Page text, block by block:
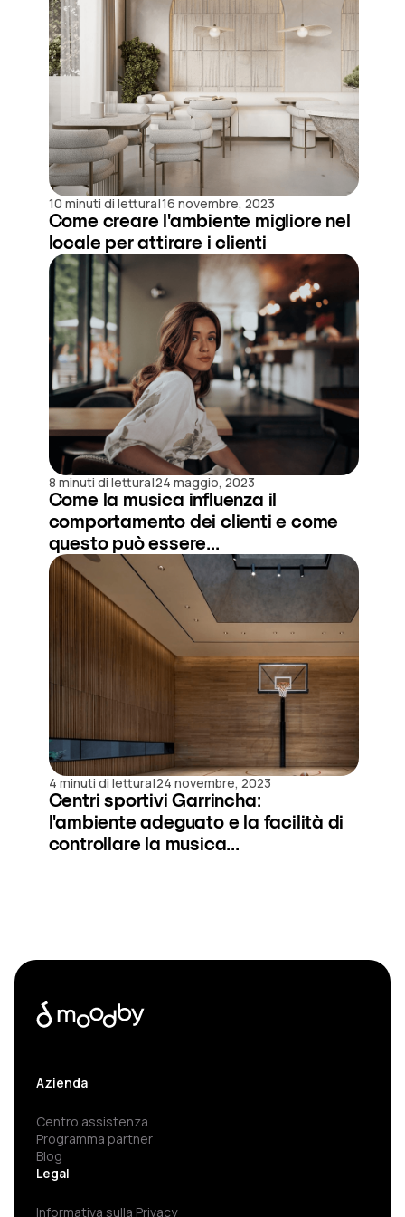
10 minuti di lettura|16 novembre, 2023
Come creare l'ambiente migliore nel
locale per attirare i clienti
8 minuti di lettura|24 maggio, 2023
Come la musica influenza il
comportamento dei clienti e come
questo può essere...
4 minuti di lettura|24 novembre, 2023
Centri sportivi Garrincha:
l'ambiente adeguato e la facilità di
controllare la musica...
Azienda
Centro assistenza
Programma partner
Blog
Legal
Informativa sulla Privacy